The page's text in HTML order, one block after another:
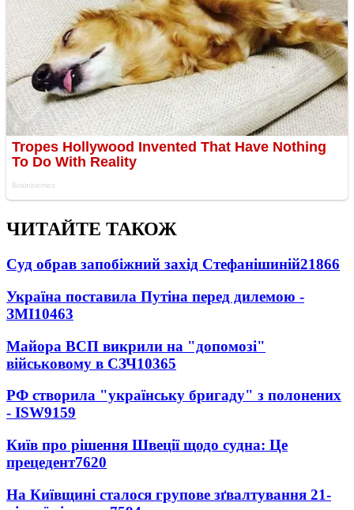
ЧИТАЙТЕ ТАКОЖ
Суд обрав запобіжний захід Стефанішиній21866
Україна поставила Путіна перед дилемою -
ЗМІ10463
Майора ВСП викрили на "допомозі"
військовому в СЗЧ10365
РФ створила "українську бригаду" з полонених
- ISW9159
Київ про рішення Швеції щодо судна: Це
прецедент7620
На Київщині сталося групове зґвалтування 21-